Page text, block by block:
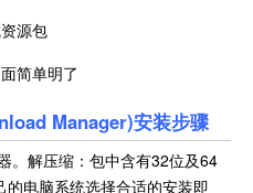
源包
简单明了
Manager)安装步骤
解压缩：包中含有32位及64
电脑系统选择合适的安装即